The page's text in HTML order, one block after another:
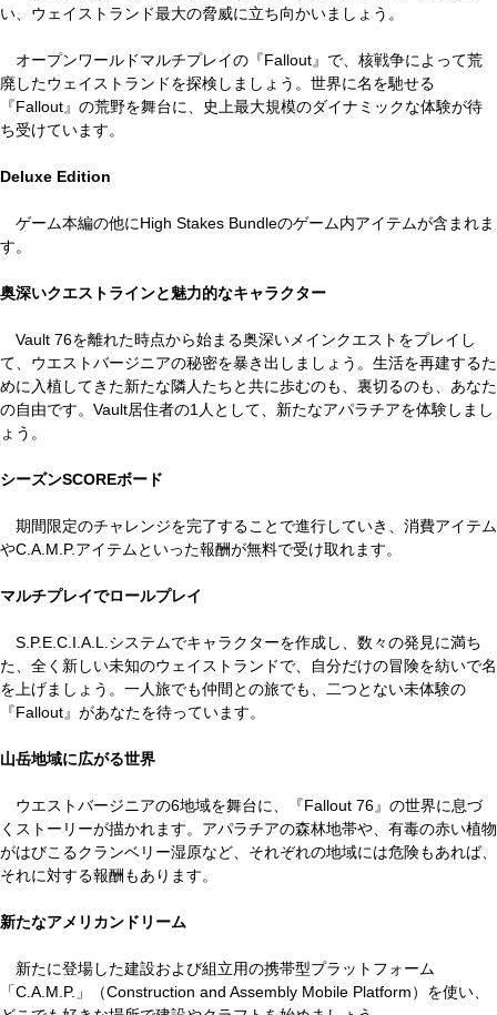
い、ウェイストランド最大の脅威に立ち向かいましょう。
オープンワールドマルチプレイの『Fallout』で、核戦争によって荒
廃したウェイストランドを探検しましょう。世界に名を馳せる
『Fallout』の荒野を舞台に、史上最大規模のダイナミックな体験が待
ち受けています。
Deluxe Edition
ゲーム本編の他にHigh Stakes Bundleのゲーム内アイテムが含まれま
す。
奥深いクエストラインと魅力的なキャラクター
Vault 76を離れた時点から始まる奥深いメインクエストをプレイし
て、ウエストバージニアの秘密を暴き出しましょう。生活を再建するた
めに入植してきた新たな隣人たちと共に歩むのも、裏切るのも、あなた
の自由です。Vault居住者の1人として、新たなアパラチアを体験しまし
ょう。
シーズンSCOREボード
期間限定のチャレンジを完了することで進行していき、消費アイテム
やC.A.M.P.アイテムといった報酬が無料で受け取れます。
マルチプレイでロールプレイ
S.P.E.C.I.A.L.システムでキャラクターを作成し、数々の発見に満ち
た、全く新しい未知のウェイストランドで、自分だけの冒険を紡いで名
を上げましょう。一人旅でも仲間との旅でも、二つとない未体験の
『Fallout』があなたを待っています。
山岳地域に広がる世界
ウエストバージニアの6地域を舞台に、『Fallout 76』の世界に息づ
くストーリーが描かれます。アパラチアの森林地帯や、有毒の赤い植物
がはびこるクランベリー湿原など、それぞれの地域には危険もあれば、
それに対する報酬もあります。
新たなアメリカンドリーム
新たに登場した建設および組立用の携帯型プラットフォーム
「C.A.M.P.」（Construction and Assembly Mobile Platform）を使い、